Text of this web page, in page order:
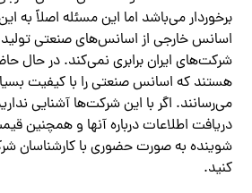
برخوردار می‌باشد اما این مسئله اصلاً به
اسانس خارجی از اسانس‌های صنعتی تولید
شرکت‌های ایران برابری نمی‌کند. در حال
هستند که اسانس صنعتی را با کیفیت
می‌رسانند. اگر با این شرکت‌ها آشنایی
دریافت اطلاعات درباره آنها و همچنین
شوینده به صورت حضوری با
کنید.